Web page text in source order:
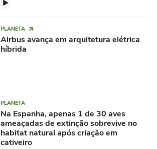
PLANETA
Airbus avança em arquitetura elétrica
híbrida
PLANETA
Na Espanha, apenas 1 de 30 aves
ameaçadas de extinção sobrevive no
habitat natural após criação em
cativeiro